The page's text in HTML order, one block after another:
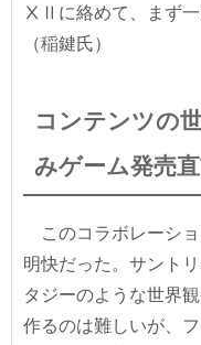
ⅩⅡに絡めて、まず一
（稲鍵氏）
コンテンツの
みゲーム発売
このコラボレーシ
明快だった。サント
タジーのような世界
作るのは難しいが、